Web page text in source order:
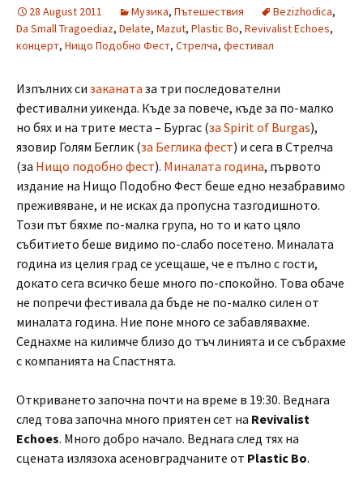
28 August 2011 Музика, Пътешествия Bezizhodica,
Da Small Tragoediaz, Delate, Mazut, Plastic Bo, Revivalist Echoes,
концерт, Нищо Подобно Фест, Стрелча, фестивал
Изпълних си заканата за три последователни
фестивални уикенда. Къде за повече, къде за по-малко
но бях и на трите места – Бургас (за Spirit of Burgas),
язовир Голям Беглик (за Беглика фест) и сега в Стрелча
(за Нищо подобно фест). Миналата година, първото
издание на Нищо Подобно Фест беше едно незабравимо
преживяване, и не исках да пропусна тазгодишното.
Този път бяхме по-малка група, но то и като цяло
събитието беше видимо по-слабо посетено. Миналата
година из целия град се усещаше, че е пълно с гости,
докато сега всичко беше много по-спокойно. Това обаче
не попречи фестивала да бъде не по-малко силен от
миналата година. Ние поне много се забавлявахме.
Седнахме на килимче близо до тъч линията и се събрахме
с компанията на Спастнята.
Откриването започна почти на време в 19:30. Веднага
след това започна много приятен сет на Revivalist
Echoes. Много добро начало. Веднага след тях на
сцената излязоха асеновградчаните от Plastic Bo.